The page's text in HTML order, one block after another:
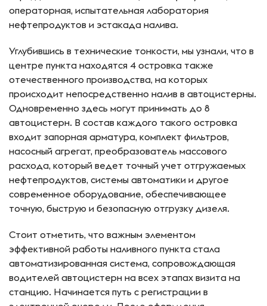
операторная, испытательная лаборатория
нефтепродуктов и эстакада налива.
Углубившись в технические тонкости, мы узнали, что в
центре пункта находятся 4 островка также
отечественного производства, на которых
происходит непосредственно налив в автоцистерны.
Одновременно здесь могут принимать до 8
автоцистерн. В состав каждого такого островка
входит запорная арматура, комплект фильтров,
насосный агрегат, преобразователь массового
расхода, который ведет точный учет отгружаемых
нефтепродуктов, системы автоматики и другое
современное оборудование, обеспечивающее
точную, быструю и безопасную отгрузку дизеля.
Стоит отметить, что важным элементом
эффективной работы наливного пункта стала
автоматизированная система, сопровождающая
водителей автоцистерн на всех этапах визита на
станцию. Начинается путь с регистрации в